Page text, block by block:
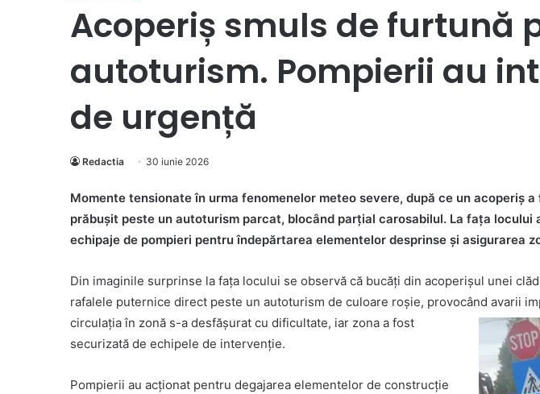
Acoperiș smuls de furtună
autoturism. Pompierii au
de urgență
Redactia 30 iunie 2026
Momente tensionate în urma fenomenelor meteo severe, după ce un acoperiș
prăbușit peste un autoturism parcat, blocând parțial carosabilul. La fața locului
echipaje de pompieri pentru îndepărtarea elementelor desprinse și asigurarea
Din imaginile surprinse la fața locului se observă că bucăți din acoperișul unei
rafalele puternice direct peste un autoturism de culoare roșie, provocând avarii
circulația în zonă s-a desfășurat cu dificultate, iar zona a fost
securizată de echipele de intervenție.
Pompierii au acționat pentru degajarea elementelor de construcție